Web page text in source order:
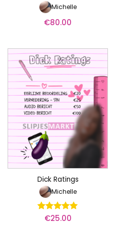
Michelle
€80.00
Dick Ratings
Michelle
Waardering
€25.00